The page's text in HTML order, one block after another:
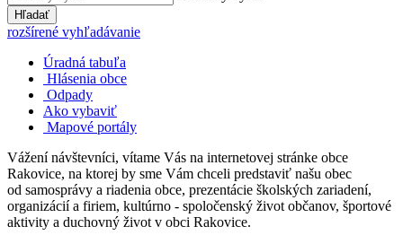
Hľadať
rozšírené vyhľadávanie
Úradná tabuľa
Hlásenia obce
Odpady
Ako vybaviť
Mapové portály
Vážení návštevníci, vítame Vás na internetovej stránke obce
Rakovice, na ktorej by sme Vám chceli predstaviť našu obec
od samosprávy a riadenia obce, prezentácie školských zariadení,
organizácií a firiem, kultúrno - spoločenský život občanov, športové
aktivity a duchovný život v obci Rakovice.